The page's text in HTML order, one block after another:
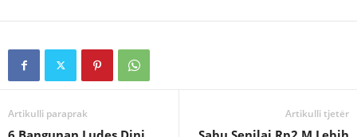
Artikulli paraprak Artikulli tjetër